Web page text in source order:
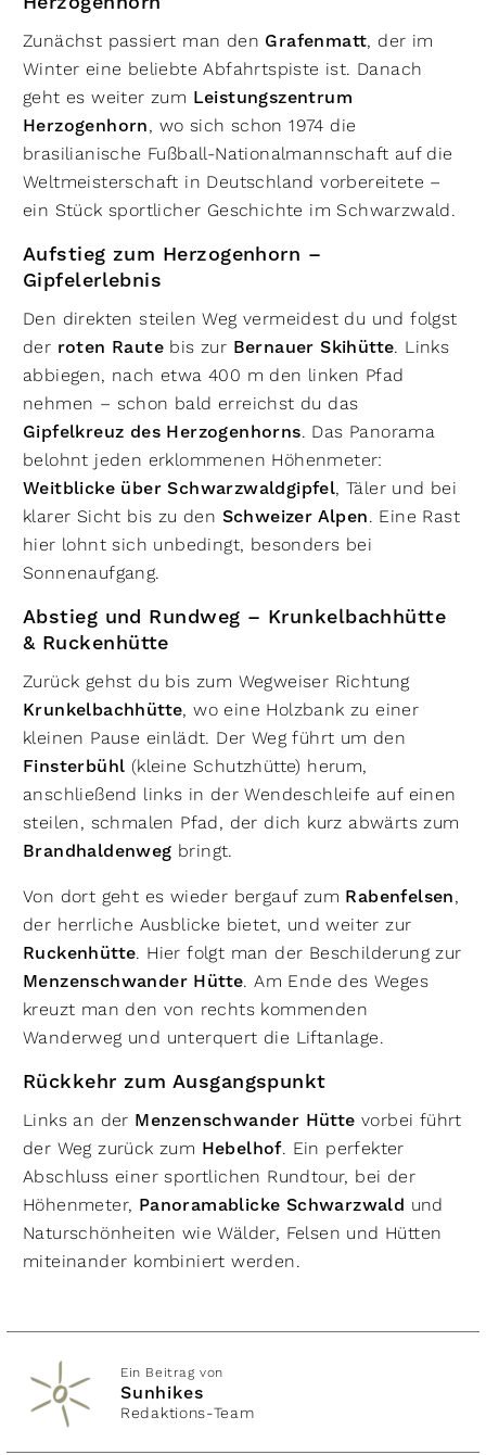
Zunächst passiert man den Grafenmatt, der im
Winter eine beliebte Abfahrtspiste ist. Danach
geht es weiter zum Leistungszentrum
Herzogenhorn, wo sich schon 1974 die
brasilianische Fußball-Nationalmannschaft auf die
Weltmeisterschaft in Deutschland vorbereitete –
ein Stück sportlicher Geschichte im Schwarzwald.
Aufstieg zum Herzogenhorn –
Gipfelerlebnis
Den direkten steilen Weg vermeidest du und folgst
der roten Raute bis zur Bernauer Skihütte. Links
abbiegen, nach etwa 400 m den linken Pfad
nehmen – schon bald erreichst du das
Gipfelkreuz des Herzogenhorns. Das Panorama
belohnt jeden erklommenen Höhenmeter:
Weitblicke über Schwarzwaldgipfel, Täler und bei
klarer Sicht bis zu den Schweizer Alpen. Eine Rast
hier lohnt sich unbedingt, besonders bei
Sonnenaufgang.
Abstieg und Rundweg – Krunkelbachhütte
& Ruckenhütte
Zurück gehst du bis zum Wegweiser Richtung
Krunkelbachhütte, wo eine Holzbank zu einer
kleinen Pause einlädt. Der Weg führt um den
Finsterbühl (kleine Schutzhütte) herum,
anschließend links in der Wendeschleife auf einen
steilen, schmalen Pfad, der dich kurz abwärts zum
Brandhaldenweg bringt.
Von dort geht es wieder bergauf zum Rabenfelsen,
der herrliche Ausblicke bietet, und weiter zur
Ruckenhütte. Hier folgt man der Beschilderung zur
Menzenschwander Hütte. Am Ende des Weges
kreuzt man den von rechts kommenden
Wanderweg und unterquert die Liftanlage.
Rückkehr zum Ausgangspunkt
Links an der Menzenschwander Hütte vorbei führt
der Weg zurück zum Hebelhof. Ein perfekter
Abschluss einer sportlichen Rundtour, bei der
Höhenmeter, Panoramablicke Schwarzwald und
Naturschönheiten wie Wälder, Felsen und Hütten
miteinander kombiniert werden.
Ein Beitrag von
Sunhikes
Redaktions-Team